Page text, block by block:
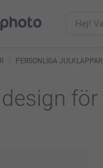
PERSONLIGA JULKLAPPAR
för